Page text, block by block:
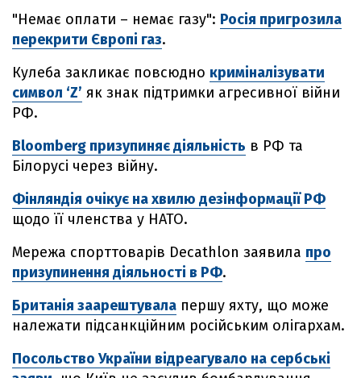
"Немає оплати – немає газу": Росія пригрозила
перекрити Європі газ.
Кулеба закликає повсюдно криміналізувати
символ ‘Z’ як знак підтримки агресивної війни
РФ.
Bloomberg призупиняє діяльність в РФ та
Білорусі через війну.
Фінляндія очікує на хвилю дезінформації РФ
щодо її членства у НАТО.
Мережа спорттоварів Decathlon заявила про
призупинення діяльності в РФ.
Британія заарештувала першу яхту, що може
належати підсанкційним російським олігархам.
Посольство України відреагувало на сербські